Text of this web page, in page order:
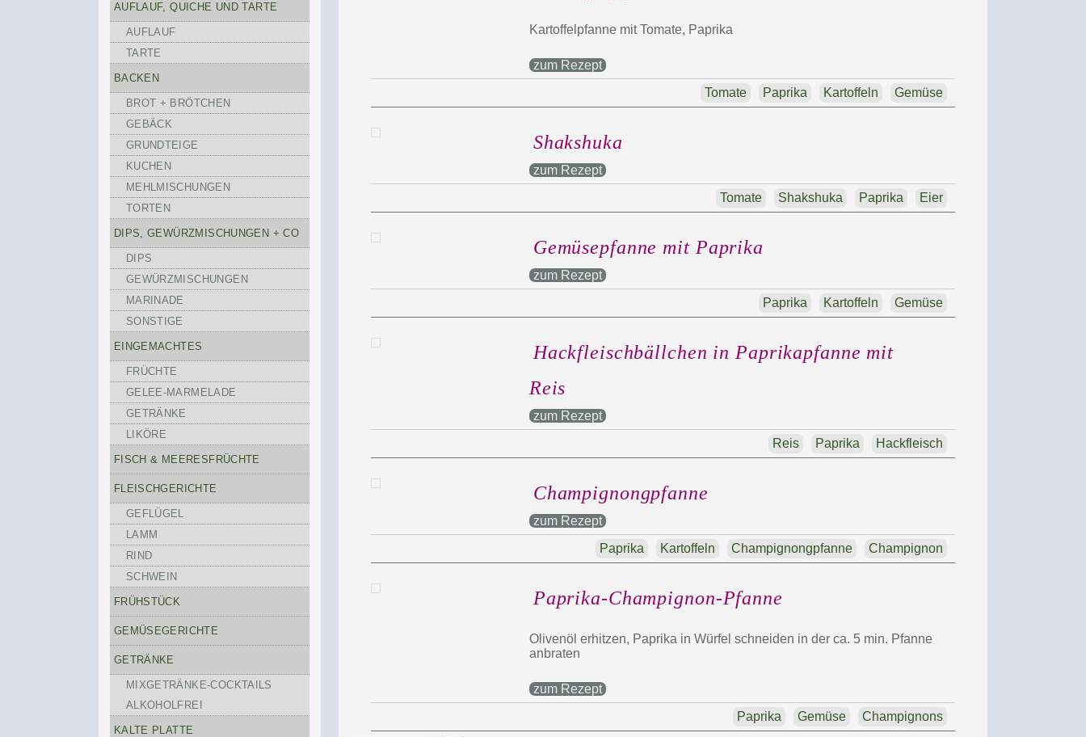
AUFLAUF, QUICHE UND TARTE
AUFLAUF
TARTE
BACKEN
BROT + BRÖTCHEN
GEBÄCK
GRUNDTEIGE
KUCHEN
MEHLMISCHUNGEN
TORTEN
DIPS, GEWÜRZMISCHUNGEN + CO
DIPS
GEWÜRZMISCHUNGEN
MARINADE
SONSTIGE
EINGEMACHTES
FRÜCHTE
GELEE-MARMELADE
GETRÄNKE
LIKÖRE
FISCH & MEERESFRÜCHTE
FLEISCHGERICHTE
GEFLÜGEL
LAMM
RIND
SCHWEIN
FRÜHSTÜCK
GEMÜSEGERICHTE
GETRÄNKE
MIXGETRÄNKE-COCKTAILS
ALKOHOLFREI
KALTE PLATTE
Kartoffelpfanne mit Tomate, Paprika
zum Rezept
Gemüse
Kartoffeln
Paprika
Tomate
Shakshuka
zum Rezept
Eier
Paprika
Shakshuka
Tomate
Gemüsepfanne mit Paprika
zum Rezept
Gemüse
Kartoffeln
Paprika
Hackfleischbällchen in Paprikapfanne mit
Reis
zum Rezept
Hackfleisch
Paprika
Reis
Champignongpfanne
zum Rezept
Champignon
Champignongpfanne
Kartoffeln
Paprika
Paprika-Champignon-Pfanne
Olivenöl erhitzen, Paprika in Würfel schneiden in der ca. 5 min. Pfanne
anbraten
zum Rezept
Champignons
Gemüse
Paprika